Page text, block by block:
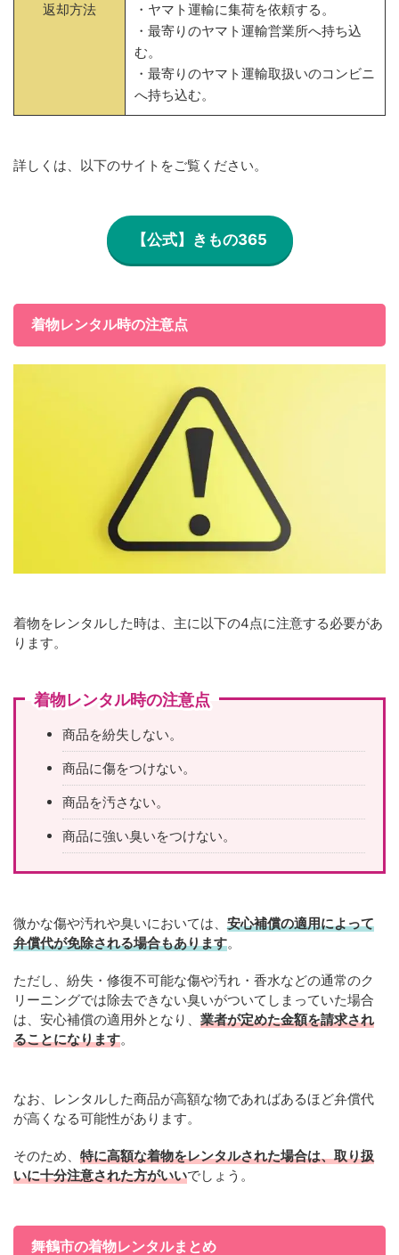
返却方法
・ヤマト運輸に集荷を依頼する。
・最寄りのヤマト運輸営業所へ持ち込
む。
・最寄りのヤマト運輸取扱いのコンビニ
へ持ち込む。
詳しくは、以下のサイトをご覧ください。
【公式】きもの365
着物レンタル時の注意点
着物をレンタルした時は、主に以下の4点に注意する必要があ
ります。
着物レンタル時の注意点
商品を紛失しない。
商品に傷をつけない。
商品を汚さない。
商品に強い臭いをつけない。
微かな傷や汚れや臭いにおいては、 安心補償の適用によって
弁償代が免除される場合もあります。
ただし、紛失・修復不可能な傷や汚れ・香水などの通常のク
リーニングでは除去できない臭いがついてしまっていた場合
は、安心補償の適用外となり、 業者が定めた金額を請求され
ることになります。
なお、レンタルした商品が高額な物であればあるほど弁償代
が高くなる可能性があります。
そのため、 特に高額な着物をレンタルされた場合は、取り扱
いに十分注意された方がいいでしょう。
舞鶴市の着物レンタルまとめ